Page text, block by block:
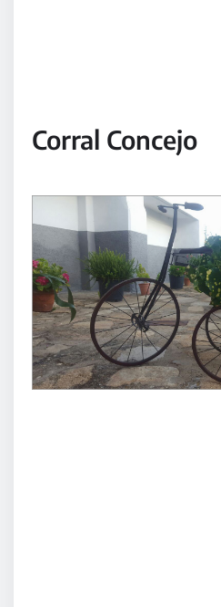
Corral Concejo